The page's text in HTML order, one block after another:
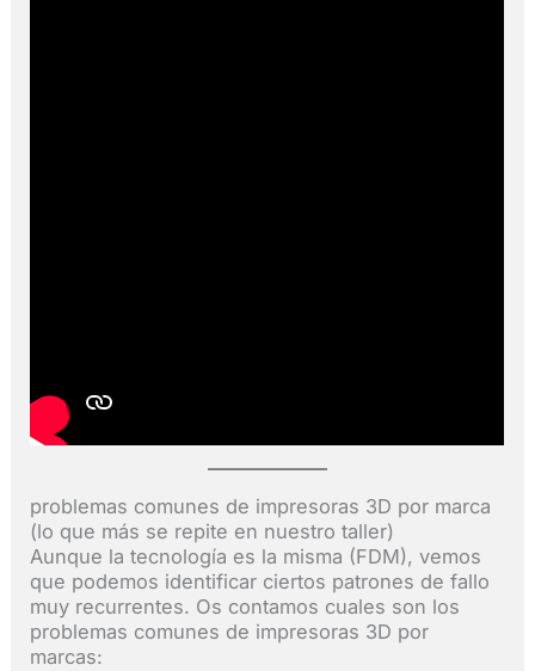
problemas comunes de impresoras 3D por marca
(lo que más se repite en nuestro taller)
Aunque la tecnología es la misma (FDM), vemos
que podemos identificar ciertos patrones de fallo
muy recurrentes. Os contamos cuales son los
problemas comunes de impresoras 3D por
marcas: